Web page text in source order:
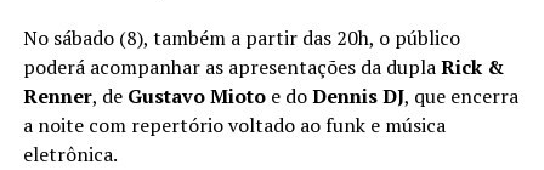
No sábado (8), também a partir das 20h, o público
poderá acompanhar as apresentações da duplaRick &
Renner, de Gustavo Miotoe doDennis DJ, que encerra
a noite com repertório voltado ao funk e música
eletrônica.